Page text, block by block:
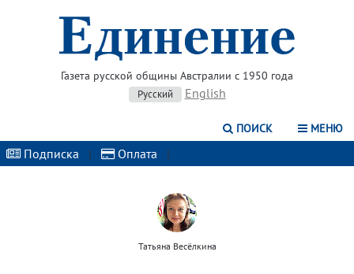
Газета русской общины Австралии с 1950 года
Русский English
ПОИСК МЕНЮ
Подписка | Оплата |
Татьяна Весёлкина